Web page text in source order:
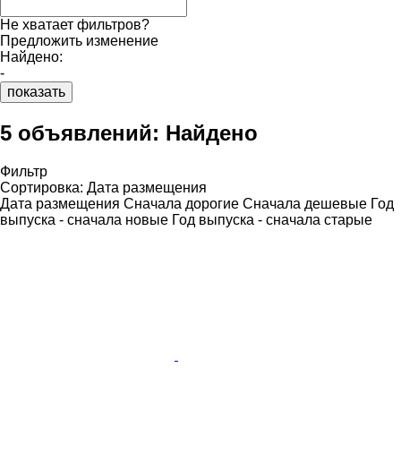
Не хватает фильтров?
Предложить изменение
Найдено:
-
показать
5 объявлений: Найдено
Фильтр
Сортировка: Дата размещения
Дата размещения Сначала дорогие Сначала дешевые Год
выпуска - сначала новые Год выпуска - сначала старые